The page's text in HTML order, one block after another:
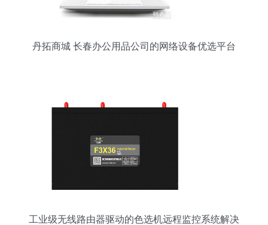
丹拓商城 长春办公用品公司的网络设备优选平台
工业级无线路由器驱动的色选机远程监控系统解决